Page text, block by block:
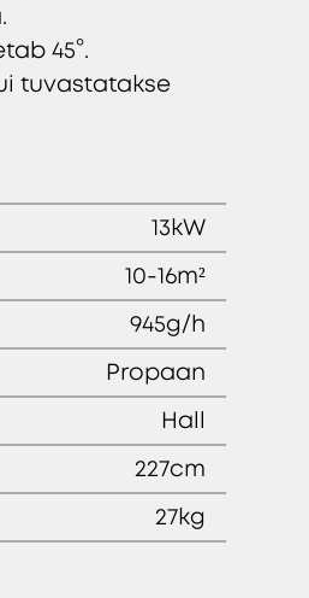
45°.
tuvastatakse
13kW
10-16m²
945g/h
Propaan
Hall
227cm
27kg